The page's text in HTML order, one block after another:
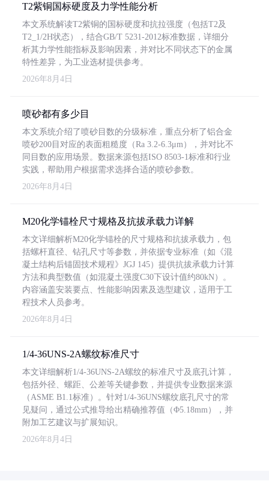
T2紫铜国标硬度及力学性能分析
本文系统解读T2紫铜的国标硬度和抗拉强度（包括T2及
T2_1/2H状态），结合GB/T 5231-2012标准数据，详细分
析其力学性能指标及影响因素，并对比不同状态下的金属
特性差异，为工业选材提供参考。
2026年8月4日
喷砂都有多少目
本文系统介绍了喷砂目数的分级标准，重点分析了铝合金
喷砂200目对应的表面粗糙度（Ra 3.2-6.3μm），并对比不
同目数的应用场景。数据来源包括ISO 8503-1标准和行业
实践，帮助用户根据需求选择合适的喷砂参数。
2026年8月4日
M20化学锚栓尺寸规格及抗拔承载力详解
本文详细解析M20化学锚栓的尺寸规格和抗拔承载力，包
括螺杆直径、钻孔尺寸等参数，并依据专业标准（如《混
凝土结构后锚固技术规程》JGJ 145）提供抗拔承载力计算
方法和典型数值（如混凝土强度C30下设计值约80kN）。
内容涵盖安装要点、性能影响因素及选型建议，适用于工
程技术人员参考。
2026年8月4日
1/4-36UNS-2A螺纹标准尺寸
本文详细解析1/4-36UNS-2A螺纹的标准尺寸及底孔计算，
包括外径、螺距、公差等关键参数，并提供专业数据来源
（ASME B1.1标准）。针对1/4-36UNS螺纹底孔尺寸的常
见疑问，通过公式推导给出精确推荐值（Φ5.18mm），并
附加工艺建议与扩展知识。
2026年8月4日